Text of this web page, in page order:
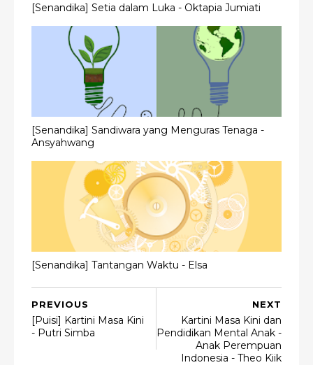
[Senandika] Setia dalam Luka - Oktapia Jumiati
[Senandika] Sandiwara yang Menguras Tenaga -
Ansyahwang
[Senandika] Tantangan Waktu - Elsa
NEXT
Kartini Masa Kini dan
Pendidikan Mental Anak -
Anak Perempuan
Indonesia - Theo Kiik
PREVIOUS
[Puisi] Kartini Masa Kini
- Putri Simba